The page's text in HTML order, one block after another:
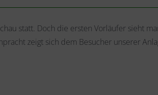
statt. Doch die ersten Vorläufer sieht
zeigt sich dem Besucher unserer